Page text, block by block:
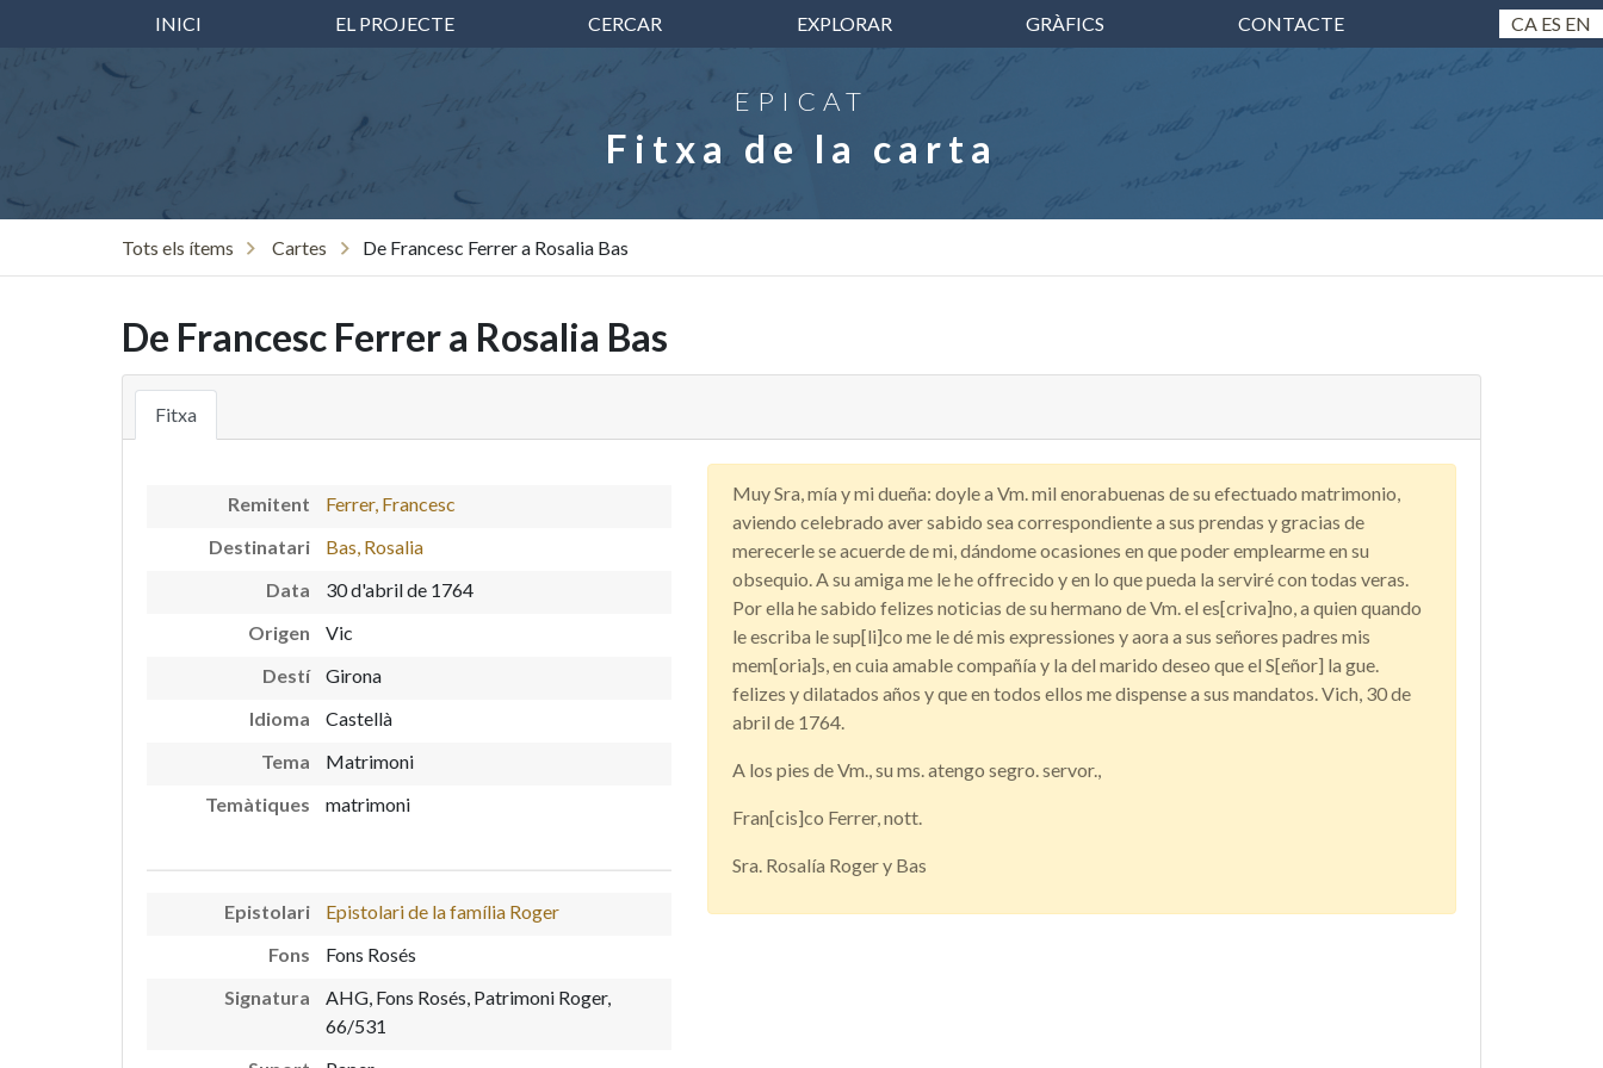
INICI EL PROJECTE CERCAR EXPLORAR GRÀFICS CONTACTE CA ES EN
EPICAT
Fitxa de la carta
Tots els ítems Cartes De Francesc Ferrer a Rosalia Bas
De Francesc Ferrer a Rosalia Bas
Fitxa
Remitent
Ferrer, Francesc
Destinatari
Bas, Rosalia
Data
30 d'abril de 1764
Origen
Vic
Destí
Girona
Idioma
Castellà
Tema
Matrimoni
Temàtiques
matrimoni
Epistolari
Epistolari de la família Roger
Fons
Fons Rosés
Signatura
AHG, Fons Rosés, Patrimoni Roger,
66/531
Muy Sra, mía y mi dueña: doyle a Vm. mil enorabuenas de su efectuado matrimonio,
aviendo celebrado aver sabido sea correspondiente a sus prendas y gracias de
merecerle se acuerde de mi, dándome ocasiones en que poder emplearme en su
obsequio. A su amiga me le he offrecido y en lo que pueda la serviré con todas veras.
Por ella he sabido felizes noticias de su hermano de Vm. el es[criva]no, a quien quando
le escriba le sup[li]co me le dé mis expressiones y aora a sus señores padres mis
mem[oria]s, en cuia amable compañía y la del marido deseo que el S[eñor] la gue.
felizes y dilatados años y que en todos ellos me dispense a sus mandatos. Vich, 30 de
abril de 1764.
A los pies de Vm., su ms. atengo segro. servor.,
Fran[cis]co Ferrer, nott.
Sra. Rosalía Roger y Bas